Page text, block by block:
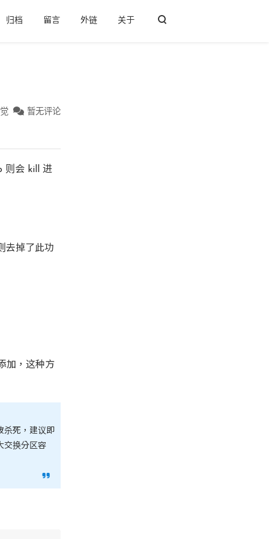
归档 留言 外链 关于
暂无评论
则会 kill 进
去掉了此功
加，这种方
杀死，建议即
交换分区容